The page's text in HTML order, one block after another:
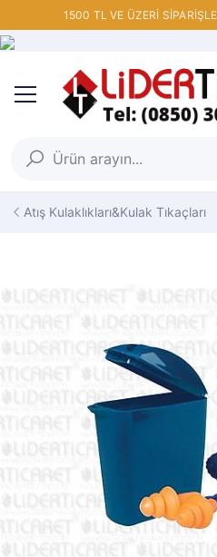
1500 TL VE ÜZERİ
Atış Kulaklıkları&Kulak Tıkaçları